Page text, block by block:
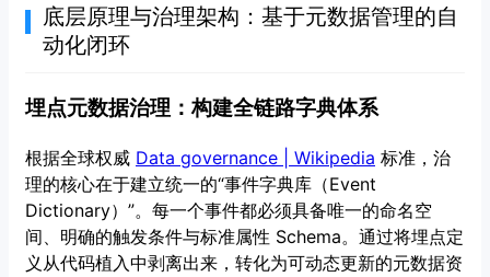
底层原理与治理架构：基于元数据管理的自
动化闭环
埋点元数据治理：构建全链路字典体系
根据全球权威 Data governance | Wikipedia 标准，治
理的核心在于建立统一的“事件字典库（Event
Dictionary）”。每一个事件都必须具备唯一的命名空
间、明确的触发条件与标准属性 Schema。通过将埋点定
义从代码植入中剥离出来，转化为可动态更新的元数据资